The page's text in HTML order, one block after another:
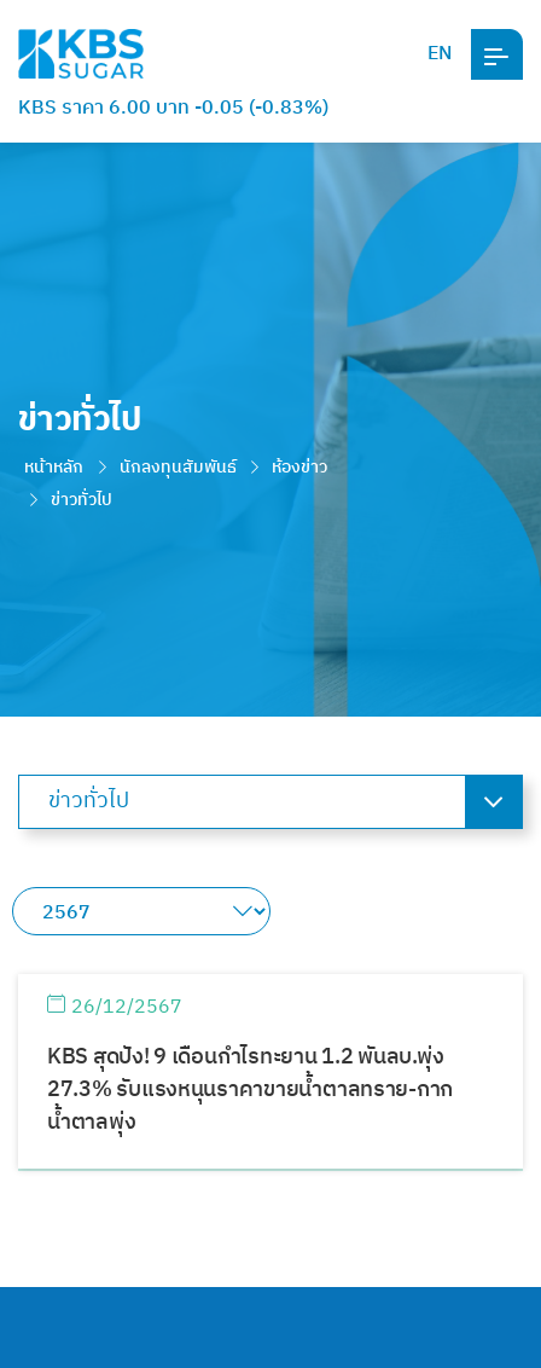
KBS ราคา 6.00 บาท -0.05 (-0.83%)
EN
ข่าวทั่วไป
หน้าหลัก นักลงทุนสัมพันธ์
ห้องข่าว
ข่าวทั่วไป
ข่าวทั่วไป
26/12/2567
KBS สุดปัง! 9 เดือนกำไรทะยาน 1.2 พันลบ.พุ่ง
27.3% รับแรงหนุนราคาขายน้ำตาลทราย-กาก
น้ำตาลพุ่ง